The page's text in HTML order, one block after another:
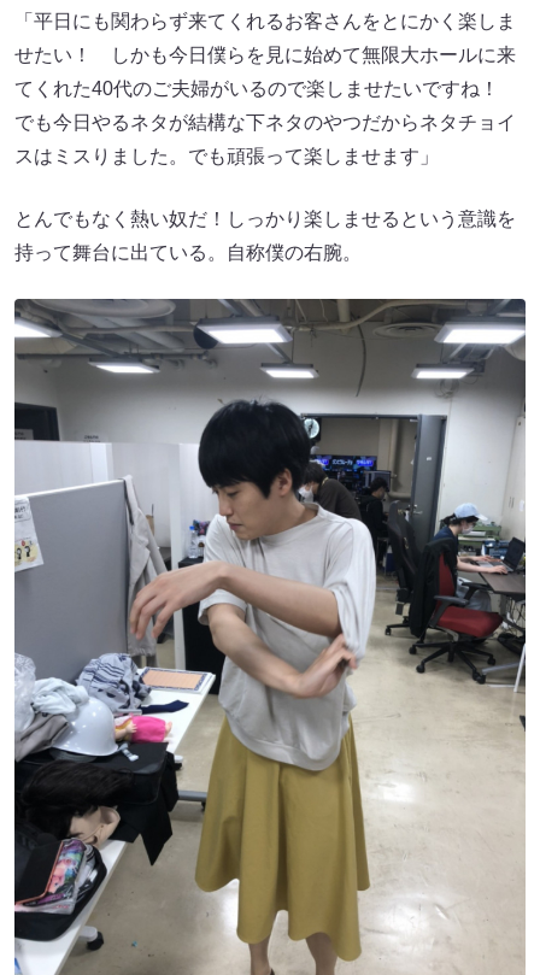
「平日にも関わらず来てくれるお客さんをとにかく楽しま
せたい！ しかも今日僕らを見に始めて無限大ホールに来
てくれた40代のご夫婦がいるので楽しませたいですね！
でも今日やるネタが結構な下ネタのやつだからネタチョイ
スはミスりました。でも頑張って楽しませます」
とんでもなく熱い奴だ！しっかり楽しませるという意識を
持って舞台に出ている。自称僕の右腕。